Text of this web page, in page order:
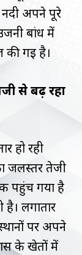
नदी अपने पूरे
बांध में
की गई है।
से बढ़ रहा
हो रही
जलस्तर तेजी
पहुंच गया है
लगातार
पर अपने
के खेतों में